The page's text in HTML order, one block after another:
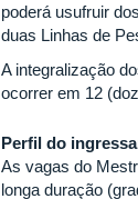
poderá usufruir
duas Linhas de
A integralização
ocorrer em 12
Perfil do
As vagas do
longa duração